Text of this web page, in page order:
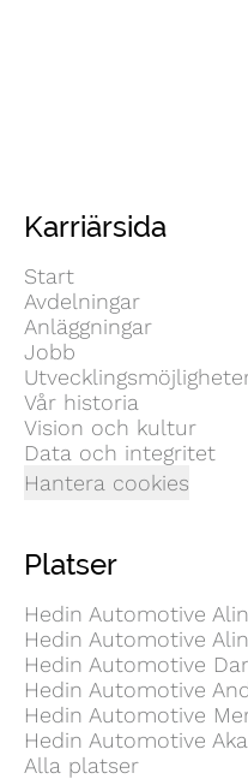
Karriärsida
Start
Avdelningar
Anläggningar
Jobb
Vår historia
Vision och kultur
Data och integritet
Hantera cookies
Platser
Hedin Automotive
Hedin Automotive
Hedin Automotive
Hedin Automotive
Hedin Automotive
Hedin Automotive
Alla platser